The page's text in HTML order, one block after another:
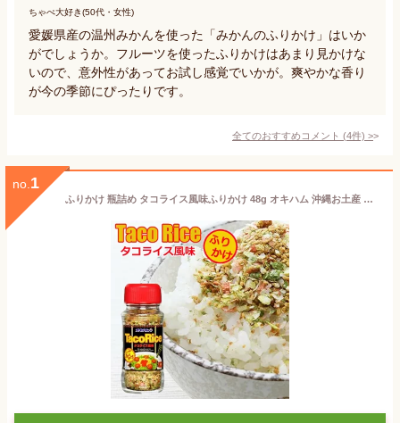
ちゃぺ大好き(50代・女性)
愛媛県産の温州みかんを使った「みかんのふりかけ」はいか
がでしょうか。フルーツを使ったふりかけはあまり見かけな
いので、意外性があってお試し感覚でいかが。爽やかな香り
が今の季節にぴったりです。
全てのおすすめコメント (4件) >
no. 1
ふりかけ 瓶詰め タコライス風味ふりかけ 48g オキハム 沖縄お土産 ご飯の友 ご飯のお供 お取り寄せ 美味しい おすすめ タコライス おにぎり おむすび お弁当 子供 大人 人気 ポイント消化